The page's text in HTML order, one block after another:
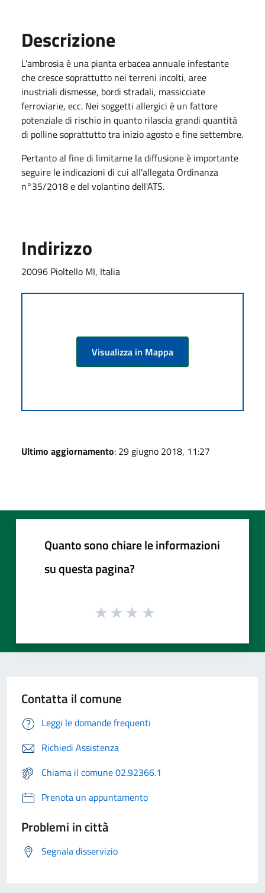
Descrizione
L'ambrosia è una pianta erbacea annuale infestante
che cresce soprattutto nei terreni incolti, aree
inustriali dismesse, bordi stradali, massicciate
ferroviarie, ecc. Nei soggetti allergici è un fattore
potenziale di rischio in quanto rilascia grandi quantità
di polline soprattutto tra inizio agosto e fine settembre.
Pertanto al fine di limitarne la diffusione è importante
seguire le indicazioni di cui all'allegata Ordinanza
n°35/2018 e del volantino dell'ATS.
Indirizzo
20096 Pioltello MI, Italia
Visualizza in Mappa
Ultimo aggiornamento: 29 giugno 2018, 11:27
Quanto sono chiare le informazioni
su questa pagina?
Contatta il comune
Leggi le domande frequenti
Richiedi Assistenza
Chiama il comune 02.92366.1
Prenota un appuntamento
Problemi in città
Segnala disservizio